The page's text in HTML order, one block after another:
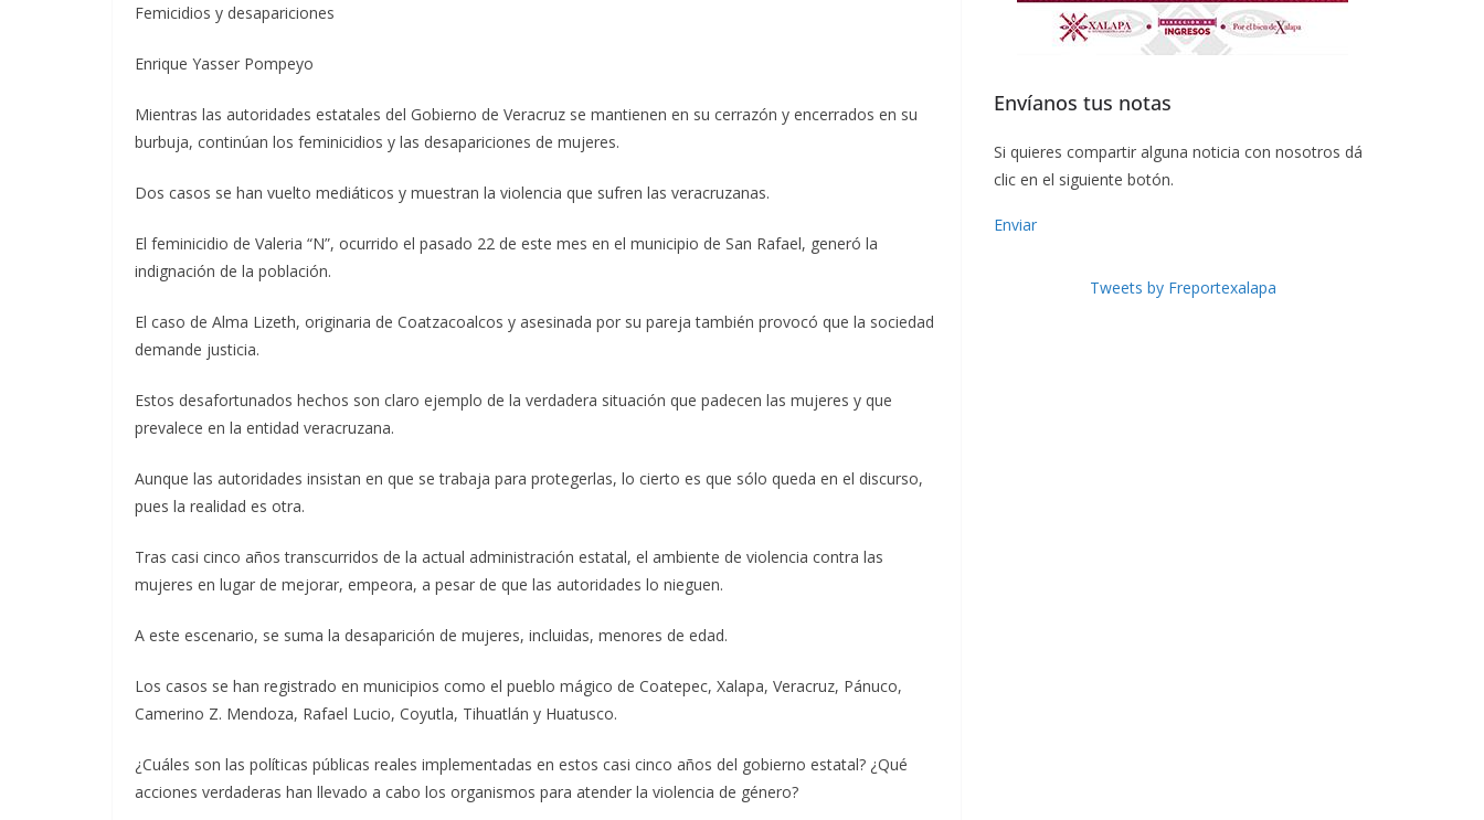
Femicidios y desapariciones
Enrique Yasser Pompeyo
Mientras las autoridades estatales del Gobierno de Veracruz se mantienen en su cerrazón y encerrados en su
burbuja, continúan los feminicidios y las desapariciones de mujeres.
Dos casos se han vuelto mediáticos y muestran la violencia que sufren las veracruzanas.
El feminicidio de Valeria “N”, ocurrido el pasado 22 de este mes en el municipio de San Rafael, generó la
indignación de la población.
El caso de Alma Lizeth, originaria de Coatzacoalcos y asesinada por su pareja también provocó que la sociedad
demande justicia.
Estos desafortunados hechos son claro ejemplo de la verdadera situación que padecen las mujeres y que
prevalece en la entidad veracruzana.
Aunque las autoridades insistan en que se trabaja para protegerlas, lo cierto es que sólo queda en el discurso,
pues la realidad es otra.
Tras casi cinco años transcurridos de la actual administración estatal, el ambiente de violencia contra las
mujeres en lugar de mejorar, empeora, a pesar de que las autoridades lo nieguen.
A este escenario, se suma la desaparición de mujeres, incluidas, menores de edad.
Los casos se han registrado en municipios como el pueblo mágico de Coatepec, Xalapa, Veracruz, Pánuco,
Camerino Z. Mendoza, Rafael Lucio, Coyutla, Tihuatlán y Huatusco.
¿Cuáles son las políticas públicas reales implementadas en estos casi cinco años del gobierno estatal? ¿Qué
acciones verdaderas han llevado a cabo los organismos para atender la violencia de género?
Envíanos tus notas
Si quieres compartir alguna noticia con nosotros dá
clic en el siguiente botón.
Enviar
Tweets by Freportexalapa